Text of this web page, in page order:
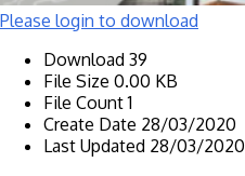
Please login to download
Download 39
File Size 0.00 KB
File Count1
Create Date 28/03/2020
Last Updated 28/03/2020